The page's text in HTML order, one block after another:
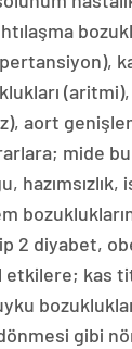
aort
mide
hazımsızlık,
2 diyabet,
etkilere; kas
gibi